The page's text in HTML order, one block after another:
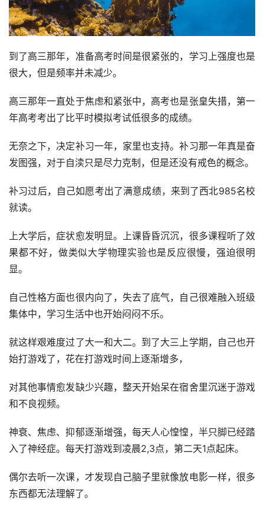
到了高三那年，准备高考时间是很紧张的，学习上强度也是
很大，但是频率并未减少。
高三那年一直处于焦虑和紧张中，高考也是张皇失措，第一
年高考考出了比平时模拟考试低很多的成绩。
无奈之下，决定补习一年，家里也支持。补习那一年真是奋
发图强，对于自渎只是尽力克制，但是还没有戒色的概念。
补习过后，自己如愿考出了满意成绩，来到了西北985名校
就读。
上大学后，症状愈发明显。上课昏昏沉沉，很多课程听了效
果都不好，做类似大学物理实验也是反应很慢，强迫很明
显。
自己性格方面也很内向了，失去了底气，自己很难融入班级
集体中，学习生活中也开始闷闷不乐。
就这样艰难度过了大一和大二。到了大三上学期，自己也开
始打游戏了，花在打游戏时间上逐渐增多，
对其他事情愈发缺少兴趣，整天开始呆在宿舍里沉迷于游戏
和不良视频。
神衰、焦虑、抑郁逐渐增强，每天人心惶惶，半只脚已经踏
入了神经症。每天打游戏到凌晨2,3点，第二天1点起床。
偶尔去听一次课，才发现自己脑子里就像放电影一样，很多
东西都无法理解了。